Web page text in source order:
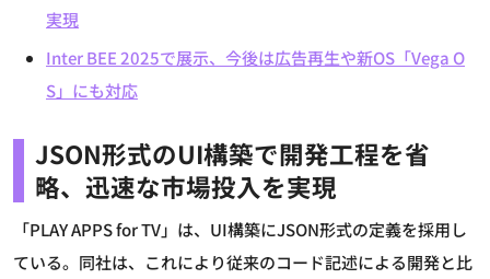
実現
Inter BEE 2025で展示、今後は広告再生や新OS「Vega O
S」にも対応
JSON形式のUI構築で開発工程を省
略、迅速な市場投入を実現
「PLAY APPS for TV」は、UI構築にJSON形式の定義を採用し
ている。同社は、これにより従来のコード記述による開発と比